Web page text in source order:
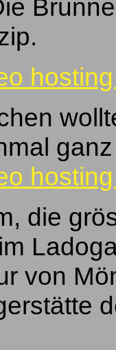
die
von